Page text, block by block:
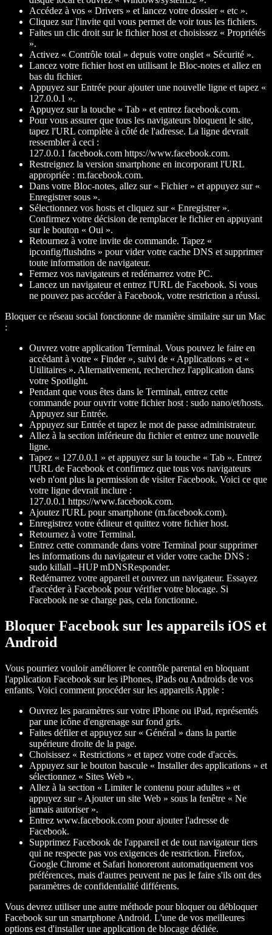
Accédez à vos « Drivers » et lancez votre dossier « etc ».
Cliquez sur l'invite qui vous permet de voir tous les fichiers.
Faites un clic droit sur le fichier host et choisissez « Propriétés
».
Activez « Contrôle total » depuis votre onglet « Sécurité ».
Lancez votre fichier host en utilisant le Bloc-notes et allez en
bas du fichier.
Appuyez sur Entrée pour ajouter une nouvelle ligne et tapez «
127.0.0.1 ».
Appuyez sur la touche « Tab » et entrez facebook.com.
Pour vous assurer que tous les navigateurs bloquent le site,
tapez l'URL complète à côté de l'adresse. La ligne devrait
ressembler à ceci :
127.0.0.1 facebook.com https://www.facebook.com.
Restreignez la version smartphone en incorporant l'URL
appropriée : m.facebook.com.
Dans votre Bloc-notes, allez sur « Fichier » et appuyez sur «
Enregistrer sous ».
Sélectionnez vos hosts et cliquez sur « Enregistrer ».
Confirmez votre décision de remplacer le fichier en appuyant
sur le bouton « Oui ».
Retournez à votre invite de commande. Tapez «
ipconfig/flushdns » pour vider votre cache DNS et supprimer
toute information de navigateur.
Fermez vos navigateurs et redémarrez votre PC.
Lancez un navigateur et entrez l'URL de Facebook. Si vous
ne pouvez pas accéder à Facebook, votre restriction a réussi.
Bloquer ce réseau social fonctionne de manière similaire sur un Mac
:
Ouvrez votre application Terminal. Vous pouvez le faire en
accédant à votre « Finder », suivi de « Applications » et «
Utilitaires ». Alternativement, recherchez l'application dans
votre Spotlight.
Pendant que vous êtes dans le Terminal, entrez cette
commande pour ouvrir votre fichier host : sudo nano/et/hosts.
Appuyez sur Entrée.
Appuyez sur Entrée et tapez le mot de passe administrateur.
Allez à la section inférieure du fichier et entrez une nouvelle
ligne.
Tapez « 127.0.0.1 » et appuyez sur la touche « Tab ». Entrez
l'URL de Facebook et confirmez que tous vos navigateurs
web n'ont plus la permission de visiter Facebook. Voici ce que
votre ligne devrait inclure :
127.0.0.1 https://www.facebook.com.
Ajoutez l'URL pour smartphone (m.facebook.com).
Enregistrez votre éditeur et quittez votre fichier host.
Retournez à votre Terminal.
Entrez cette commande dans votre Terminal pour supprimer
les informations du navigateur et vider votre cache DNS :
sudo killall –HUP mDNSResponder.
Redémarrez votre appareil et ouvrez un navigateur. Essayez
d'accéder à Facebook pour vérifier votre blocage. Si
Facebook ne se charge pas, cela fonctionne.
Bloquer Facebook sur les appareils iOS et
Android
Vous pourriez vouloir améliorer le contrôle parental en bloquant
l'application Facebook sur les iPhones, iPads ou Androids de vos
enfants. Voici comment procéder sur les appareils Apple :
Ouvrez les paramètres sur votre iPhone ou iPad, représentés
par une icône d'engrenage sur fond gris.
Faites défiler et appuyez sur « Général » dans la partie
supérieure droite de la page.
Choisissez « Restrictions » et tapez votre code d'accès.
Appuyez sur le bouton bascule « Installer des applications » et
sélectionnez « Sites Web ».
Allez à la section « Limiter le contenu pour adultes » et
appuyez sur « Ajouter un site Web » sous la fenêtre « Ne
jamais autoriser ».
Entrez www.facebook.com pour ajouter l'adresse de
Facebook.
Supprimez Facebook de l'appareil et de tout navigateur tiers
qui ne respecte pas vos exigences de restriction. Firefox,
Google Chrome et Safari honoreront automatiquement vos
préférences, mais d'autres peuvent ne pas le faire s'ils ont des
paramètres de confidentialité différents.
Vous devrez utiliser une autre méthode pour bloquer ou débloquer
Facebook sur un smartphone Android. L'une de vos meilleures
options est d'installer une application de blocage dédiée.